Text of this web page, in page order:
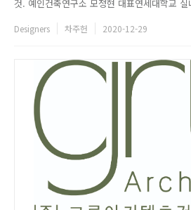
것. 예인건축연구소 모정현 대표연세대학교
세대학교에서 실내환경디자인전공 석사 및 박
Designers 차주헌 2020-12-29